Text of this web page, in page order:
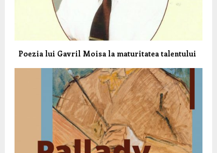
Poezia lui Gavril Moisa la maturitatea talentului